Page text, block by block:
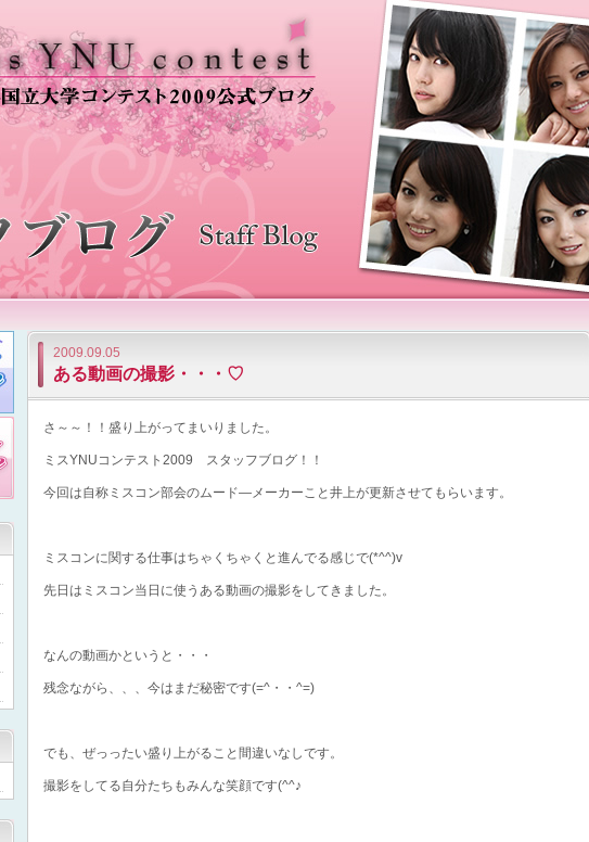
2009.09.05
ある動画の撮影・・・♡
さ～～！！盛り上がってまいりました。
ミスYNUコンテスト2009 スタッフブログ！！
今回は自称ミスコン部会のムード―メーカーこと井上が更新させてもらいます。
ミスコンに関する仕事はちゃくちゃくと進んでる感じで(*^^)v
先日はミスコン当日に使うある動画の撮影をしてきました。
なんの動画かというと・・・
残念ながら、、、今はまだ秘密です(=^・・^=)
でも、ぜっったい盛り上がること間違いなしです。
撮影をしてる自分たちもみんな笑顔です(^^♪